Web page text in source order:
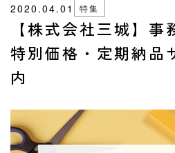
【株式会社三城】
特別価格・定期納品
内
2020.04.01 特集